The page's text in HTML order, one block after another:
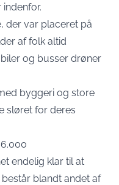
der var placeret på
af folk altid
og busser drøner
byggeri og store
sløret for deres
endelig klar til at
blandt andet af